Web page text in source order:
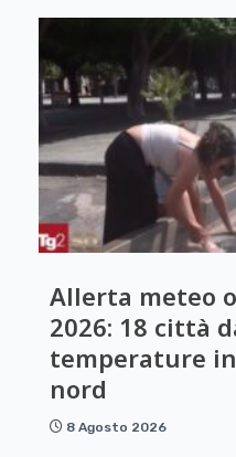
Allerta meteo
2026: 18 città
temperature
nord
8 Agosto 2026